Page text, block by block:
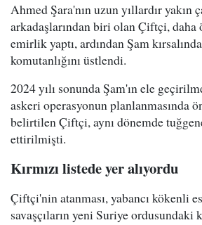
Ahmed Şara'nın uzun yıllardır yakın
arkadaşlarından biri olan Çiftçi, daha
emirlik yaptı, ardından Şam
komutanlığını üstlendi.
2024 yılı sonunda Şam'ın ele
askeri operasyonun planlanmasında
belirtilen Çiftçi, aynı dönemde
ettirilmişti.
Kırmızı listede yer alıyordu
Çiftçi'nin atanması, yabancı kökenli
savaşçıların yeni Suriye